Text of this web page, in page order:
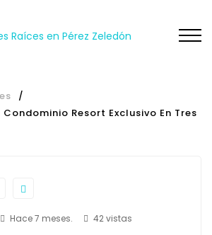
/
Condominio Resort Exclusivo En Tres
Hace 7 meses. 42 vistas